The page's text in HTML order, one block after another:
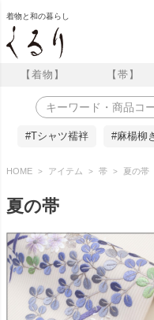
着物と和の暮らし
【着物】 【帯】
#Tシャツ襦袢 #麻楊柳
HOME アイテム 帯 夏の帯
夏の帯